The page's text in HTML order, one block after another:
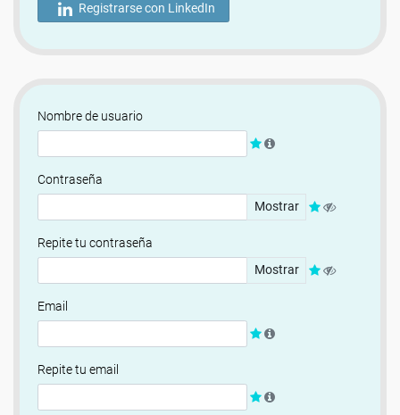
Registrarse con LinkedIn
Nombre de usuario
Contraseña
Mostrar
Repite tu contraseña
Mostrar
Email
Repite tu email